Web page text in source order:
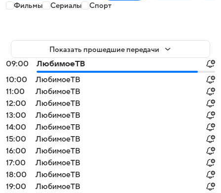
Фильмы Сериалы Спорт
Показать прошедшие передачи
09:00
ЛюбимоеТВ
10:00
ЛюбимоеТВ
11:00
ЛюбимоеТВ
12:00
ЛюбимоеТВ
13:00
ЛюбимоеТВ
14:00
ЛюбимоеТВ
15:00
ЛюбимоеТВ
16:00
ЛюбимоеТВ
17:00
ЛюбимоеТВ
18:00
ЛюбимоеТВ
19:00
ЛюбимоеТВ